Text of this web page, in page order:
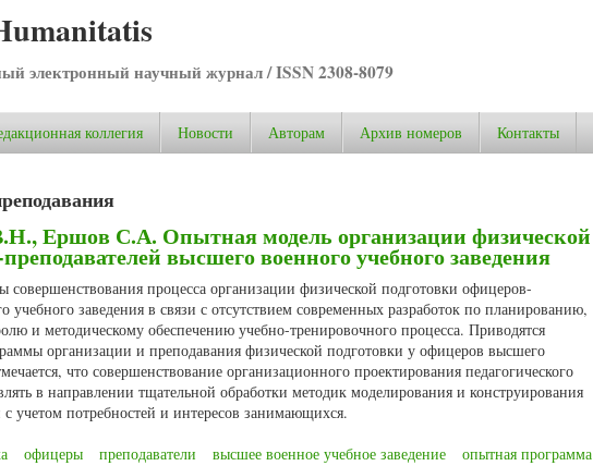
электронный научный журнал / ISSN 2308-8079
коллегия Новости Авторам Архив номеров Контакты
Ершов С.А. Опытная модель организации физической
высшего военного учебного заведения
совершенствования процесса организации физической подготовки офицеров-
учебного заведения в связи с отсутствием современных разработок по планированию,
и методическому обеспечению учебно-тренировочного процесса. Приводятся
организации и преподавания физической подготовки у офицеров высшего
что совершенствование организационного проектирования педагогического
в направлении тщательной обработки методик моделирования и конструирования
учетом потребностей и интересов занимающихся.
офицеры преподаватели высшее военное учебное заведение опытная программа